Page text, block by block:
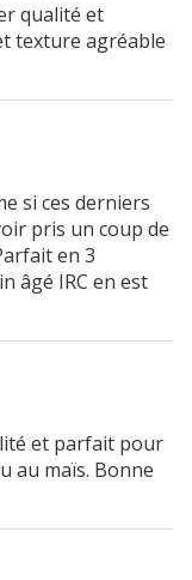
qualité et
texture agréable
si ces derniers
pris un coup de
en 3
âgé IRC en est
et parfait pour
au maïs. Bonne